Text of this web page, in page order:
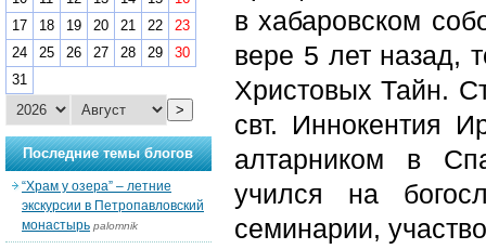
в хабаровском
вере 5 лет назад,
Христовых Тайн.
свт. Иннокентия
алтарником в
учился на
семинарии,
17
18 19 20 21 22
23
24
25 26 27 28 29
30
31
>
Последние темы блогов
“Храм у озера” – летние
экскурсии в Петропавловский
монастырь palomnik